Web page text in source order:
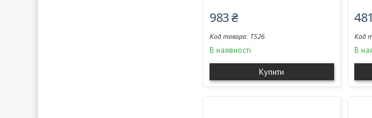
983 ₴
T526
В наявності
Купити
В